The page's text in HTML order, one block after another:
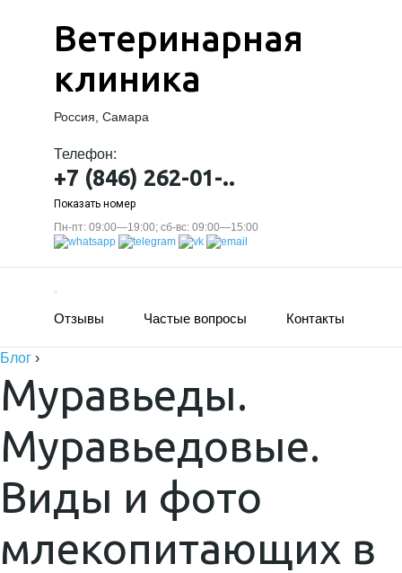
Ветеринарная
клиника
Россия, Самара
Телефон:
+7 (846) 262-01-..
Показать номер
Пн-пт: 09:00—19:00; сб-вс: 09:00—15:00
Отзывы Частые вопросы Контакты
Блог ›
Муравьеды.
Муравьедовые.
Виды и фото
млекопитающих в